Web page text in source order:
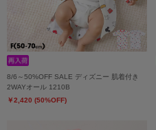
8/6～50%OFF SALE ディズニー 肌着付き
2WAYオール 1210B
￥2,420 (50%OFF)